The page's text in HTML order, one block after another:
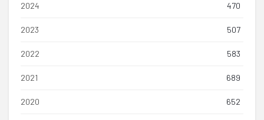
2024 470
2023 507
2022 583
2021 689
2020 652